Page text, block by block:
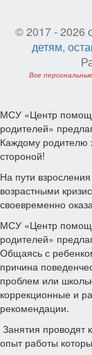
© 2017 - 2026
детям,
Все
МСУ «Центр
родителей»
Каждому родителю
стороной!
На пути
возрастными
своевременно
МСУ «Центр
родителей»
Общаясь с
причина
проблем или
коррекционные и
рекомендации.
Занятия проводят
опыт работы